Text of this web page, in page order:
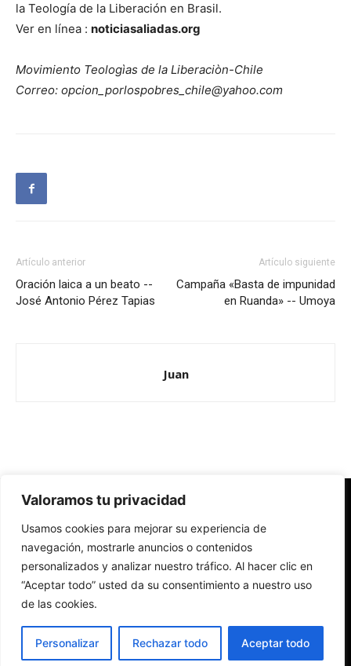
Valoramos tu privacidad
Usamos cookies para mejorar su experiencia de
navegación, mostrarle anuncios o contenidos
personalizados y analizar nuestro tráfico. Al hacer clic en
“Aceptar todo” usted da su consentimiento a nuestro uso
de las cookies.
Personalizar Rechazar todo Aceptar todo
la Teología de la Liberación en Brasil.
Ver en línea : noticiasaliadas.org
Movimiento Teologìas de la Liberaciòn-Chile
Correo: opcion_porlospobres_chile@yahoo.com
Artículo anterior
Oración laica a un beato --
José Antonio Pérez Tapias
Artículo siguiente
Campaña «Basta de impunidad
en Ruanda» -- Umoya
Juan
Redes Cristianas
Una mirada alternativa sobre la Iglesia católica y la sociedad
- Colectivos de Redes Cristianas